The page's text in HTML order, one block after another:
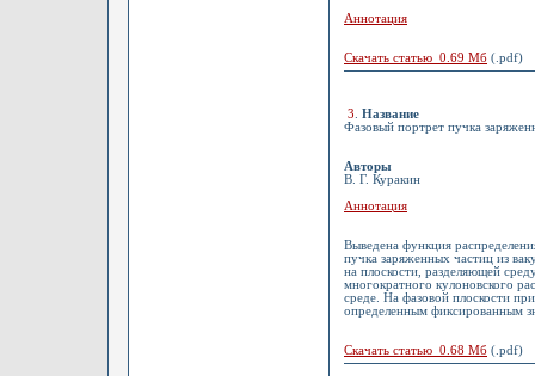
Аннотация
Скачать статью 0.69 Мб (.pdf)
3
Название
Фазовый портрет пучка
Авторы
В. Г. Куракин
Аннотация
Выведена функция
пучка заряженных частиц из
на плоскости, разделяющей
многократного кулоновского
среде. На фазовой плоскости
определенным фиксированным
Скачать статью 0.68 Мб (.pdf)